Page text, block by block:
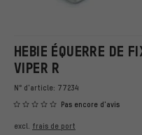
HEBIE ÉQUERRE DE
VIPER R
N° d'article: 77234
Pas encore d'avis
excl. frais de port